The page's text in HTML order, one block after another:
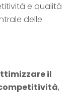
e qualità
delle
il
,